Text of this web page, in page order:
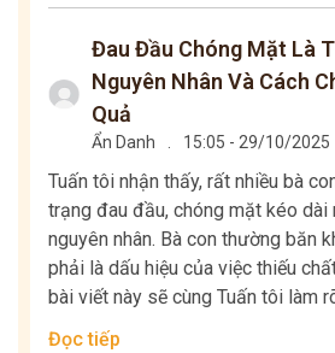
Đau Đầu Chóng Mặt Là
Nguyên Nhân Và Cách
Quả
Ẩn Danh 15:05 - 29/10/2025
Tuấn tôi nhận thấy, rất nhiều bà
trạng đau đầu, chóng mặt kéo dài
nguyên nhân. Bà con thường băn
phải là dấu hiệu của việc thiếu
bài viết này sẽ cùng Tuấn tôi làm
Đọc tiếp